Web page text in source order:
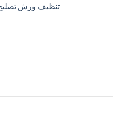
تنظيف ورش تصليح